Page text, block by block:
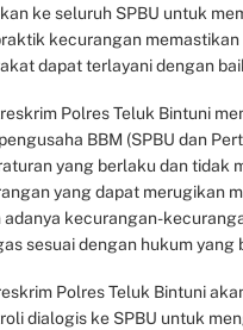
ke seluruh SPBU untuk
kecurangan memastikan
dapat terlayani dengan
Polres Teluk Bintuni
BBM (SPBU dan
yang berlaku dan tidak
yang dapat merugikan
adanya kecurangan-
sesuai dengan hukum yang
Polres Teluk Bintuni
dialogis ke SPBU untuk